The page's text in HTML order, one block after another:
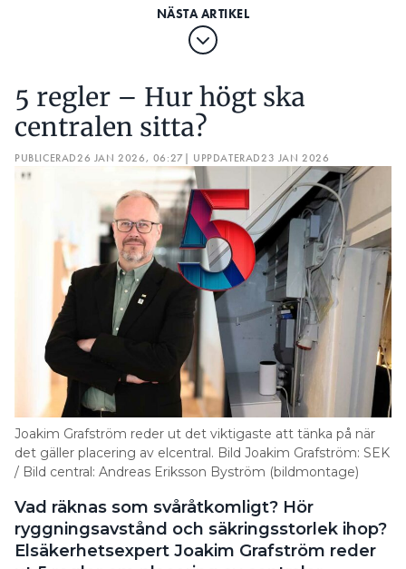
5 regler – Hur högt ska
centralen sitta?
PUBLICERAD26 JAN 2026, 06:27| UPPDATERAD23 JAN 2026
Joakim Grafström reder ut det viktigaste att tänka på när
det gäller placering av elcentral. Bild Joakim Grafström: SEK
/ Bild central: Andreas Eriksson Byström (bildmontage)
Vad räknas som svåråtkomligt? Hör
ryggningsavstånd och säkringsstorlek ihop?
Elsäkerhetsexpert Joakim Grafström reder